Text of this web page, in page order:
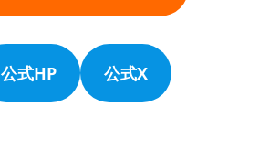
公式HP 公式X